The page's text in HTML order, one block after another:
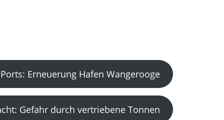
Erneuerung Hafen Wangerooge
Gefahr durch vertriebene Tonnen